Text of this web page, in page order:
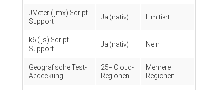
JMeter (.jmx) Script-
Support
Ja (nativ) Limitiert
k6 (.js) Script-
Support
Ja (nativ) Nein
Geografische Test-
Abdeckung
25+ Cloud-
Regionen
Mehrere
Regionen